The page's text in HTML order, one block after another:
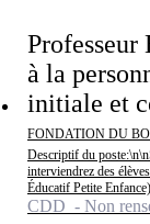
Professeur
à la
initiale et
FONDATION DU
Descriptif du
interviendrez des
Éducatif Petite
CDD - Non